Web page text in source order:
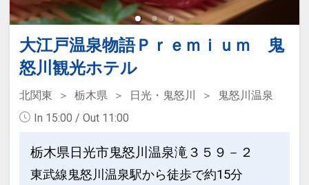
大江戸温泉物語Ｐｒｅｍｉｕｍ 鬼
怒川観光ホテル
北関東 栃木県 日光・鬼怒川
鬼怒川温泉
In 15:00 / Out 11:00
栃木県日光市鬼怒川温泉滝３５９－２
東武線鬼怒川温泉駅から徒歩で約15分